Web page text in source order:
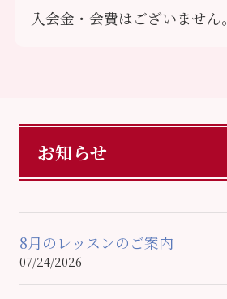
入会金・会費はございません。
お知らせ
8月のレッスンのご案内
07/24/2026